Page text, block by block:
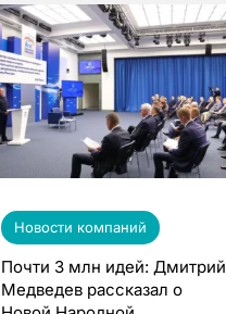
Новости компаний
Почти 3 млн идей: Дмитрий
Медведев рассказал о